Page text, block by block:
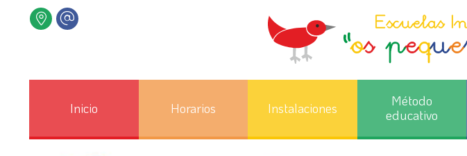
Inicio Horarios Instalaciones
Método
educativo